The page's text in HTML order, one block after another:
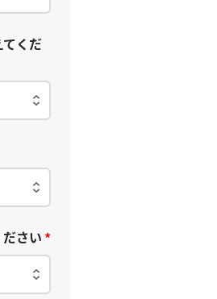
てくだ
さい *